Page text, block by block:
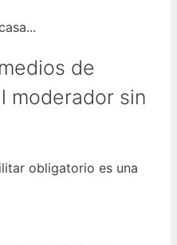
de
moderador sin
obligatorio es una